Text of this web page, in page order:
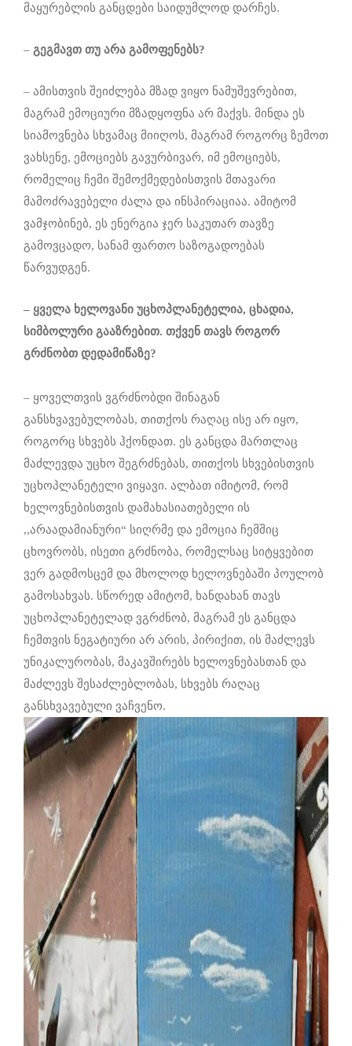
მაყურებლის განცდები საიდუმლოდ დარჩეს.
– გეგმავთ თუ არა გამოფენებს?
– ამისთვის შეიძლება მზად ვიყო ნამუშევრებით,
მაგრამ ემოციური მზადყოფნა არ მაქვს. მინდა ეს
სიამოვნება სხვამაც მიიღოს, მაგრამ როგორც ზემოთ
ვახსენე, ემოციებს გავურბივარ, იმ ემოციებს,
რომელიც ჩემი შემოქმედებისთვის მთავარი
მამოძრავებელი ძალა და ინსპირაციაა. ამიტომ
ვამჯობინებ, ეს ენერგია ჯერ საკუთარ თავზე
გამოვცადო, სანამ ფართო საზოგადოებას
წარვუდგენ.
– ყველა ხელოვანი უცხოპლანეტელია, ცხადია,
სიმბოლური გააზრებით. თქვენ თავს როგორ
გრძნობთ დედამიწაზე?
– ყოველთვის ვგრძნობდი შინაგან
განსხვავებულობას, თითქოს რაღაც ისე არ იყო,
როგორც სხვებს ჰქონდათ. ეს განცდა მართლაც
მაძლევდა უცხო შეგრძნებას, თითქოს სხვებისთვის
უცხოპლანეტელი ვიყავი. ალბათ იმიტომ, რომ
ხელოვნებისთვის დამახასიათებელი ის
,,არაადამიანური“ სიღრმე და ემოცია ჩემშიც
ცხოვრობს, ისეთი გრძნობა, რომელსაც სიტყვებით
ვერ გადმოსცემ და მხოლოდ ხელოვნებაში პოულობ
გამოსახვას. სწორედ ამიტომ, ხანდახან თავს
უცხოპლანეტელად ვგრძნობ, მაგრამ ეს განცდა
ჩემთვის ნეგატიური არ არის, პირიქით, ის მაძლევს
უნიკალურობას, მაკავშირებს ხელოვნებასთან და
მაძლევს შესაძლებლობას, სხვებს რაღაც
განსხვავებული ვაჩვენო.